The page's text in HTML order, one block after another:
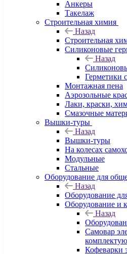
Анкеры
Такелаж
Строительная химия
Назад
Строительная
Силиконовые
Назад
Герметики
Монтажная пена
Аэрозольные
Лаки, краски,
Смазочные
Вышки-туры
Назад
Вышки-туры
На колесах
Модульные
Стальные
Оборудование для
Назад
Оборудование
Оборудование и
Назад
Самовар
Кофеварки